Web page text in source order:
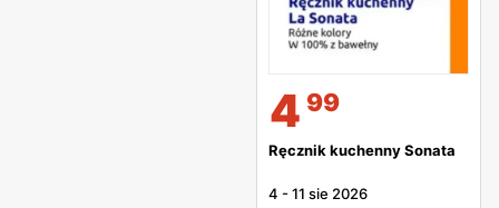
4 99
Ręcznik kuchenny Sonata
4 -11 sie 2026